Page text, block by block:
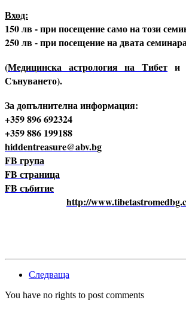
Вход:
150 лв - при посещение само на този
250 лв - при посещение на двата
(Медицинска астрология на Тибет и
Сънуването).
За допълнителна информация:
+359 896 692324
+359 886 199188
hiddentreasure@abv.bg
FB група
FB страница
FB събитие
http://
Следваща
You have no rights to post comments